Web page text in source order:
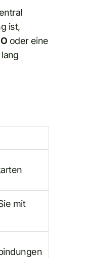
ist,
oder eine
mit